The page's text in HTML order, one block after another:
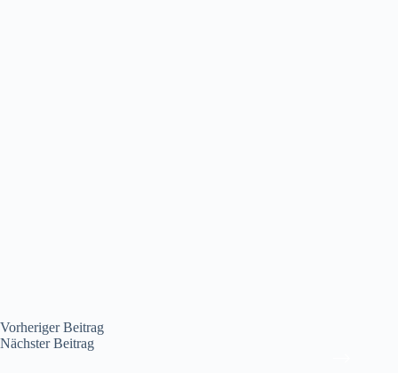
VorherigerBeitrag
NächsterBeitrag